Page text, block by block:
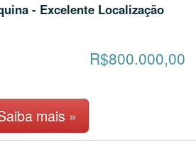
- Excelente Localização
R$800.000,00
mais »